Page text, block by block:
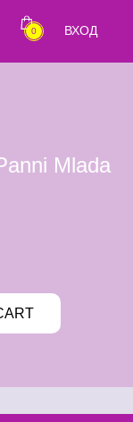
0 ВХОД
Mlada